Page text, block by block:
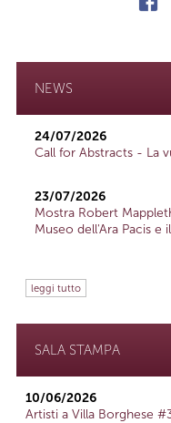
NEWS
24/07/2026
Call for Abstracts - La
23/07/2026
Mostra Robert
Museo dell'Ara Pacis e
leggi tutto
SALA STAMPA
10/06/2026
Artisti a Villa Borghese